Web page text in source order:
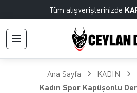
Tüm alışverişlerinizde
Ana Sayfa KADIN
Kadın Spor Kapüşonlu